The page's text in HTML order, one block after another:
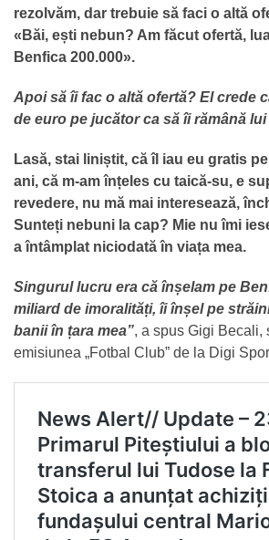
rezolvăm, dar trebuie să faci o altă
«Băi, ești nebun? Am făcut ofertă,
Benfica 200.000».
Apoi să îi fac o altă ofertă? El crede
de euro pe jucător ca să îi rămână lui
Lasă, stai liniștit, că îl iau eu gratis
ani, că m-am înțeles cu taică-su, e
revedere, nu mă mai interesează,
Sunteți nebuni la cap? Mie nu îmi
a întâmplat niciodată în viața mea.
Singurul lucru era că înșelam pe
miliard de imoralități, îi înșel pe
banii în țara mea”, a spus Gigi Becali,
emisiunea „Fotbal Club” de la Digi